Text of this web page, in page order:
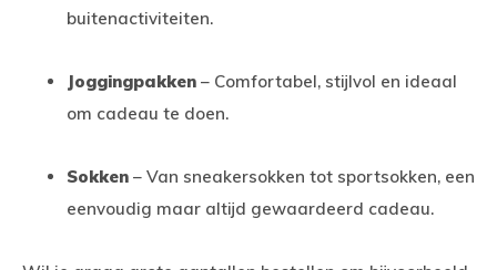
buitenactiviteiten.
Joggingpakken – Comfortabel, stijlvol en ideaal
om cadeau te doen.
Sokken – Van sneakersokken tot sportsokken, een
eenvoudig maar altijd gewaardeerd cadeau.